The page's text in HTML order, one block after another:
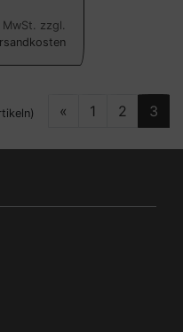
zzgl.
« 1 2 3